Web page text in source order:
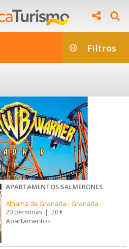
Filtros
APARTAMENTOS SALMERONES
Alhama de Granada -Granada
20 personas | 20 €
Apartamentos